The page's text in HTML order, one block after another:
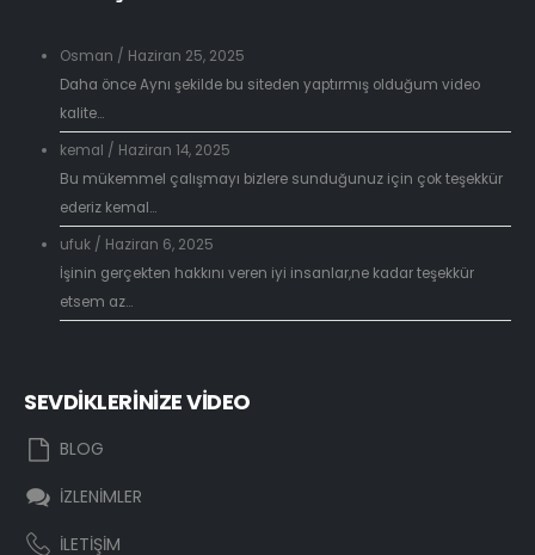
Osman / Haziran 25, 2025
Daha önce Aynı şekilde bu siteden yaptırmış olduğum video
kalite...
kemal / Haziran 14, 2025
Bu mükemmel çalışmayı bizlere sunduğunuz için çok teşekkür
ederiz kemal...
ufuk/ Haziran 6, 2025
İşinin gerçekten hakkını veren iyi insanlar,ne kadar teşekkür
etsem az...
SEVDİKLERİNİZE VİDEO
BLOG
İZLENİMLER
İLETİŞİM